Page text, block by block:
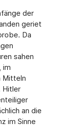
der
geriet
Da
sahen
im
Mitteln
Hitler
an die
im Sinne